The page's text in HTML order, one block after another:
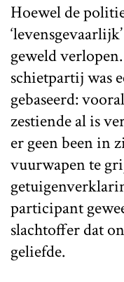
Hoewel de
geweld
schietpartij was
gebaseerd:
zestiende al is
er geen been in
vuurwapen te
participant
slachtoffer dat
geliefde.